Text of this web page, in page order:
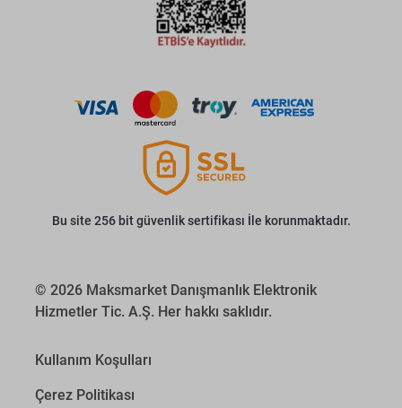
Bu site 256 bit güvenlik sertifikası İle korunmaktadır.
© 2026 Maksmarket Danışmanlık Elektronik
Hizmetler Tic. A.Ş. Her hakkı saklıdır.
Kullanım Koşulları
Çerez Politikası